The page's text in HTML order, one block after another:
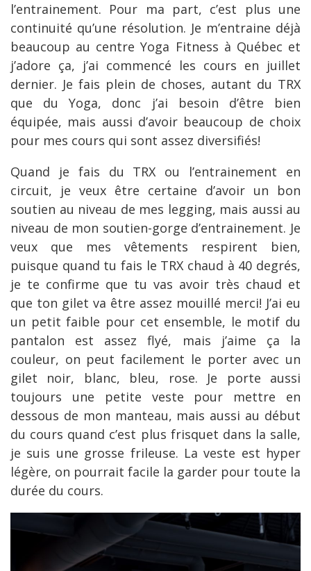
l’entrainement. Pour ma part, c’est plus une
continuité qu’une résolution. Je m’entraine déjà
beaucoup au centre Yoga Fitness à Québec et
j’adore ça, j’ai commencé les cours en juillet
dernier. Je fais plein de choses, autant du TRX
que du Yoga, donc j’ai besoin d’être bien
équipée, mais aussi d’avoir beaucoup de choix
pour mes cours qui sont assez diversifiés!
Quand je fais du TRX ou l’entrainement en
circuit, je veux être certaine d’avoir un bon
soutien au niveau de mes legging, mais aussi au
niveau de mon soutien-gorge d’entrainement. Je
veux que mes vêtements respirent bien,
puisque quand tu fais le TRX chaud à 40 degrés,
je te confirme que tu vas avoir très chaud et
que ton gilet va être assez mouillé merci! J’ai eu
un petit faible pour cet ensemble, le motif du
pantalon est assez flyé, mais j’aime ça la
couleur, on peut facilement le porter avec un
gilet noir, blanc, bleu, rose. Je porte aussi
toujours une petite veste pour mettre en
dessous de mon manteau, mais aussi au début
du cours quand c’est plus frisquet dans la salle,
je suis une grosse frileuse. La veste est hyper
légère, on pourrait facile la garder pour toute la
durée du cours.